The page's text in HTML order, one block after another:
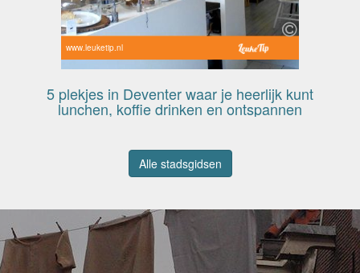
www.leuketip.nl
5 plekjes in Deventer waar je heerlijk kunt
lunchen, koffie drinken en ontspannen
Alle stadsgidsen